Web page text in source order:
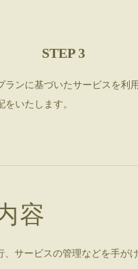
STEP 3
ランに基づいたサービスを利
をいたします。
容
サービスの管理などを手がけ